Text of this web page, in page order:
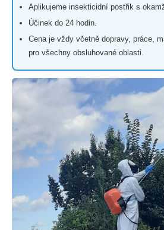
Aplikujeme insekticidní postřik s
Účinek do 24 hodin.
Cena je vždy včetně dopravy, práce,
pro všechny obsluhované oblasti.